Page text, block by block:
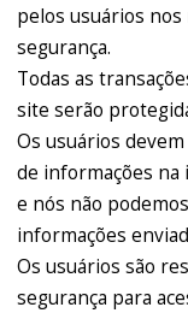
pelos usuários
segurança.
Todas as
site serão
Os usuários
de informações
e nós não
informações
Os usuários são
segurança para